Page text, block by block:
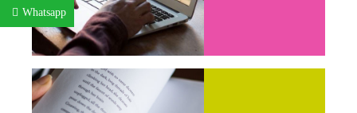
Whatsapp